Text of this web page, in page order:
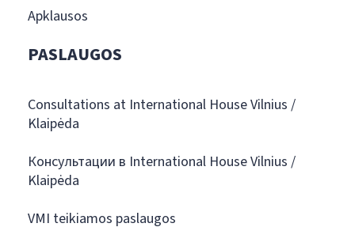
Apklausos
PASLAUGOS
Consultations at International House Vilnius /
Klaipėda
Консультации в International House Vilnius /
Klaipėda
VMI teikiamos paslaugos